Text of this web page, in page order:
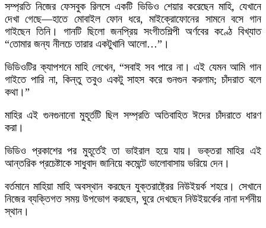
সম্প্রতি নিজের ফেসবুক রিলসে একটি ভিডিও শেয়ার করেছেন মাহি, যেখানে
দেখা গেছে—হাতে মোবাইল ফোন ধরে, মাইক্রোফোনের সামনে বসে গান
গাইছেন তিনি। গানটি ছিলো জনপ্রিয় সংগীতশিল্পী অর্ণবের কণ্ঠে বিখ্যাত
“তোমার জন্য নীলচে তারার একটুখানি আলো…”।
ভিডিওটির ক্যাপশনে মাহি লেখেন, “সবাই সব পারে না। এই যেমন আমি গান
গাইতে পারি না, কিন্তু তবুও একটু সাহস করে গুনগুন করলাম; চাঁদরাত বলে
কথা।”
মাহির এই গুনগুনানো মুহূর্তটি ছিল সম্প্রতি অতিবাহিত ঈদের চাঁদরাতে ধারণ
করা।
ভিডিও প্রকাশের পর মুহূর্তেই তা ভাইরাল হয়ে যায়। ভক্তরা মাহির এই
আন্তরিক প্রচেষ্টাকে সাধুবাদ জানিয়ে কমেন্টে ভালোবাসায় ভরিয়ে দেন।
বর্তমানে মাহিয়া মাহি অবস্থান করছেন যুক্তরাষ্ট্রের নিউইয়র্ক শহরে। সেখানে
নিজের ব্যক্তিগত সময় উপভোগ করছেন, ঘুরে দেখছেন নিউইয়র্কের নানা দর্শনীয়
স্থান।